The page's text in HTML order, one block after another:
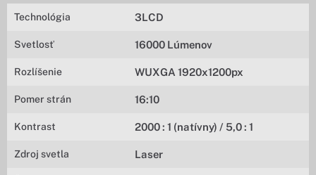
Technológia 3LCD
Svetlosť 16000 Lúmenov
Rozlíšenie WUXGA 1920x1200px
Pomer strán 16:10
Kontrast 2000 : 1 (natívny) / 5,0 : 1
Zdroj svetla Laser